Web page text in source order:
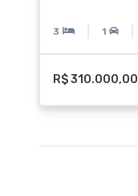
3 1
R$ 310.000,00